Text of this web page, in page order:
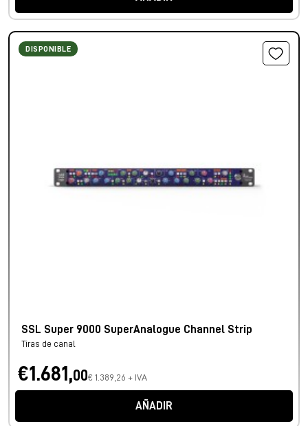
DISPONIBLE
SSL Super 9000 SuperAnalogue Channel Strip
Tiras de canal
€1.681,00€ 1.389,26 + IVA
AÑADIR